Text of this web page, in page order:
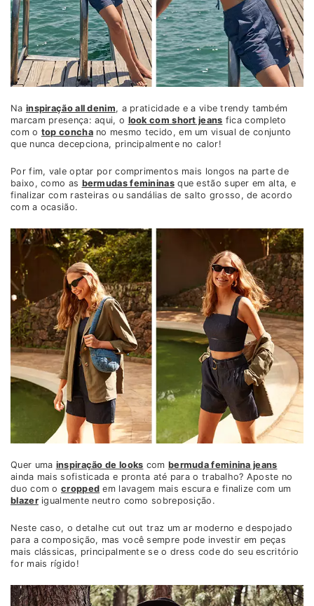
Na inspiração all denim, a praticidade e a vibe trendy também
marcam presença: aqui, o look com short jeans fica completo
com o top conchano mesmo tecido, em um visual de conjunto
que nunca decepciona, principalmente no calor!
Por fim, vale optar por comprimentos mais longos na parte de
baixo, como as bermudas femininasque estão super em alta, e
finalizar com rasteiras ou sandálias de salto grosso, de acordo
com a ocasião.
Quer uma inspiração de looks com bermuda feminina jeans
ainda mais sofisticada e pronta até para o trabalho? Aposte no
duo com o cropped em lavagem mais escura e finalize com um
blazerigualmente neutro como sobreposição.
Neste caso, o detalhe cut out traz um ar moderno e despojado
para a composição, mas você sempre pode investir em peças
mais clássicas, principalmente se o dress code do seu escritório
for mais rígido!